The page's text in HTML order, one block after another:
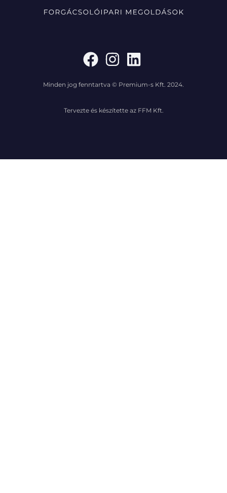
Minden jog fenntartva © Premium-s Kft. 2024.
Tervezte és készítette az FFM Kft.